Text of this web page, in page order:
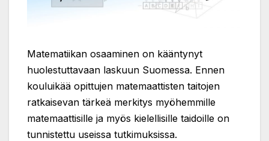
Matematiikan osaaminen on kääntynyt
huolestuttavaan laskuun Suomessa. Ennen
kouluikää opittujen matemaattisten taitojen
ratkaisevan tärkeä merkitys myöhemmille
matemaattisille ja myös kielellisille taidoille on
tunnistettu useissa tutkimuksissa.